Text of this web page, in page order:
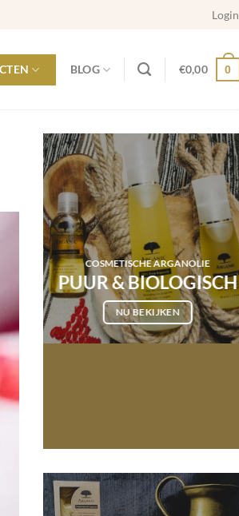
Login
BLOG €0,00 0
COSMETISCHE ARGANOLIE
PUUR & BIOLOGISCH
NU BEKIJKEN